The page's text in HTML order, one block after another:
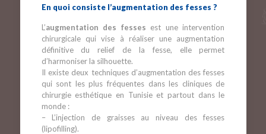
En quoi consiste l’augmentation des fesses ?
L’augmentation des fesses est une intervention
chirurgicale qui vise à réaliser une augmentation
définitive du relief de la fesse, elle permet
d’harmoniser la silhouette.
Il existe deux techniques d’augmentation des fesses
qui sont les plus fréquentes dans les cliniques de
chirurgie esthétique en Tunisie et partout dans le
monde :
– L’injection de graisses au niveau des fesses
(lipofilling).